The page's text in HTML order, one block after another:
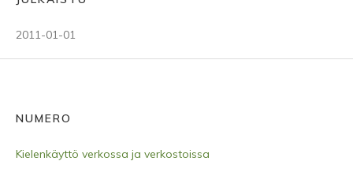
2011-01-01
NUMERO
Kielenkäyttö verkossa ja verkostoissa